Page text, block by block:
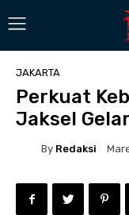
JAKARTA
Perkuat
Jaksel
By Redaksi